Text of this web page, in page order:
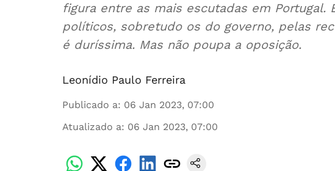
figura entre as mais escutadas em Portugal.
políticos, sobretudo os do governo, pelas
é duríssima. Mas não poupa a oposição.
Leonídio Paulo Ferreira
Publicado a: 06 Jan 2023, 07:00
Atualizado a: 06 Jan 2023, 07:00